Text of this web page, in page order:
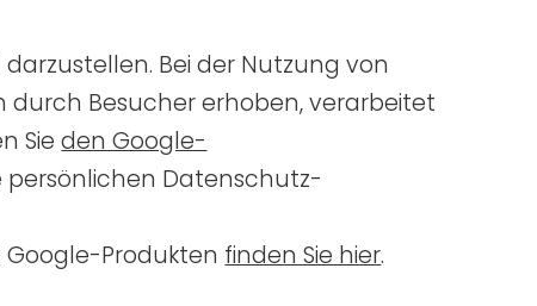
Bei der Nutzung von
Besucher erhoben, verarbeitet
Sieden Google-
Datenschutz-
Produkten finden Sie hier.